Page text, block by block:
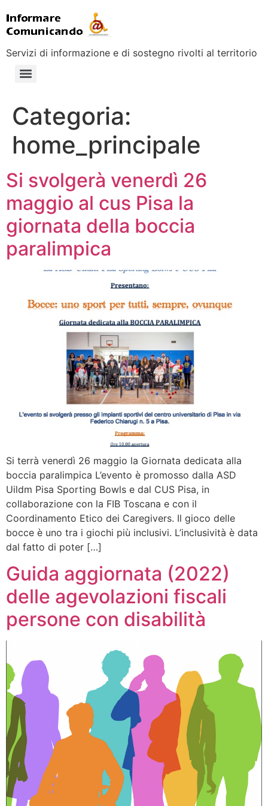
Servizi di informazione e di sostegno rivolti al territorio
Categoria:
home_principale
Si svolgerà venerdì 26
maggio al cus Pisa la
giornata della boccia
paralimpica
Si terrà venerdì 26 maggio la Giornata dedicata alla
boccia paralimpica L’evento è promosso dalla ASD
Uildm Pisa Sporting Bowls e dal CUS Pisa, in
collaborazione con la FIB Toscana e con il
Coordinamento Etico dei Caregivers. Il gioco delle
bocce è uno tra i giochi più inclusivi. L’inclusività è data
dal fatto di poter […]
Guida aggiornata (2022)
delle agevolazioni fiscali
persone con disabilità